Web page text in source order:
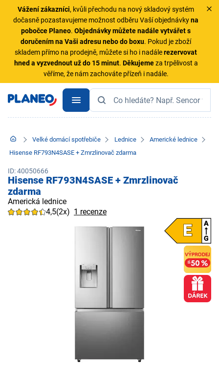
Vážení zákazníci, kvůli přechodu na nový skladový systém
dočasně pozastavujeme možnost odběru Vaší objednávkyna
pobočce Planeo.Objednávky můžete nadále vytvářet s
doručením na Vaši adresu nebo do boxu. Pokud je zboží
skladem přímo na prodejně, můžete si ho i nadálerezervovat
hned a vyzvednout už do 15 minut. Děkujemeza trpělivost a
věříme, že nám zachováte přízeň i nadále.
Velké domácí spotřebiče Lednice
Americké lednice
Hisense RF793N4SASE + Zmrzlinovač zdarma
ID: 40050666
Hisense RF793N4SASE + Zmrzlinovač
zdarma
Americká lednice
4,5(2x) 1 recenze